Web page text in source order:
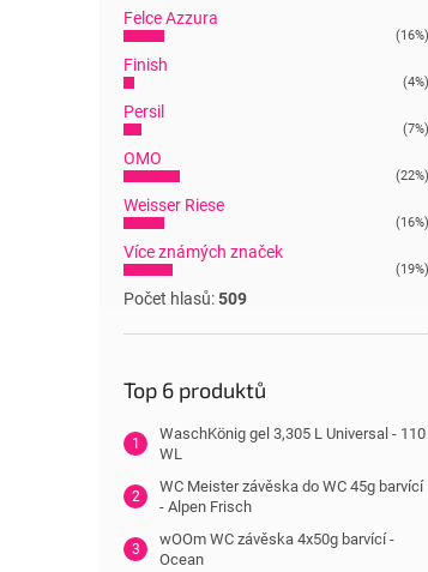
Felce Azzura
(16%)
Finish
(4%)
Persil
(7%)
OMO
(22%)
Weisser Riese
(16%)
Více známých značek
(19%)
Počet hlasů:509
Top 6 produktů
WaschKönig gel 3,305 L Universal - 110
WL
WC Meister závěska do WC 45g barvící
- Alpen Frisch
wOOm WC závěska 4x50g barvící -
Ocean